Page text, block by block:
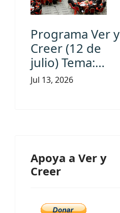
Programa Ver y
Creer (12 de
julio) Tema:…
Jul 13, 2026
Apoya a Ver y
Creer